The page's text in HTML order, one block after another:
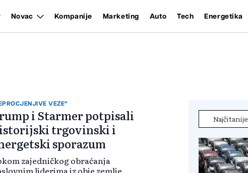
Novac Kompanije Marketing Auto Tech Energetika
VEZE"
i Starmer potpisali
trgovinski i
sporazum
zajedničkog obraćanja
Najčitanije